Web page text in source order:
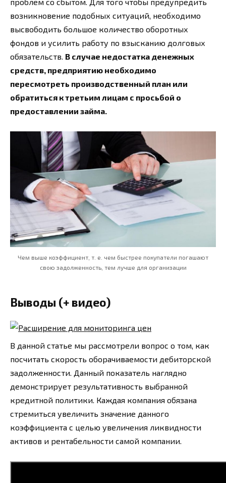
возникновение подобных ситуаций, необходимо
высвободить большое количество оборотных
фондов и усилить работу по взысканию долговых
обязательств. В случае недостатка денежных
средств, предприятию необходимо
пересмотреть производственный план или
обратиться к третьим лицам с просьбой о
предоставлении займа.
Чем выше коэффициент, т. е. чем быстрее покупатели погашают
свою задолженность, тем лучше для организации
Выводы (+ видео)
В данной статье мы рассмотрели вопрос о том, как
посчитать скорость оборачиваемости дебиторской
задолженности. Данный показатель наглядно
демонстрирует результативность выбранной
кредитной политики. Каждая компания обязана
стремиться увеличить значение данного
коэффициента с целью увеличения ликвидности
активов и рентабельности самой компании.